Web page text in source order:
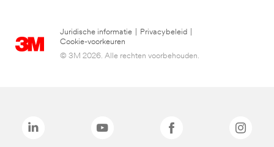
Juridische informatie Privacybeleid
Cookie-voorkeuren
© 3M 2026. Alle rechten voorbehouden.